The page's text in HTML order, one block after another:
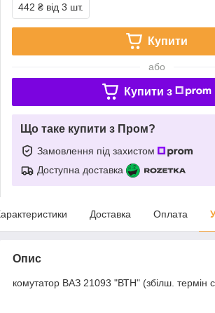
442 ₴ від 3 шт.
Купити
або
Купити з
Що таке купити з Пром?
Замовлення під захистом
Доступна доставка
Доставка Оплата
Опис
комутатор ВАЗ 21093 "ВТН" (збілш. термін